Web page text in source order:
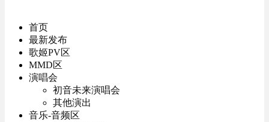
首页
最新发布
歌姬PV区
MMD区
演唱会
初音未来演唱会
其他演出
音乐-音频区